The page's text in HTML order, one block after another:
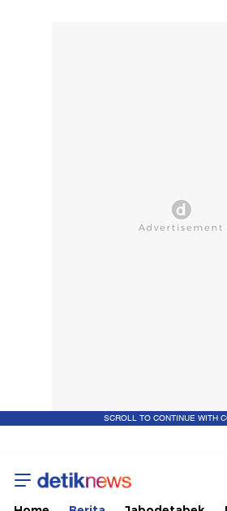
SCROLL TO CONTINUE WITH